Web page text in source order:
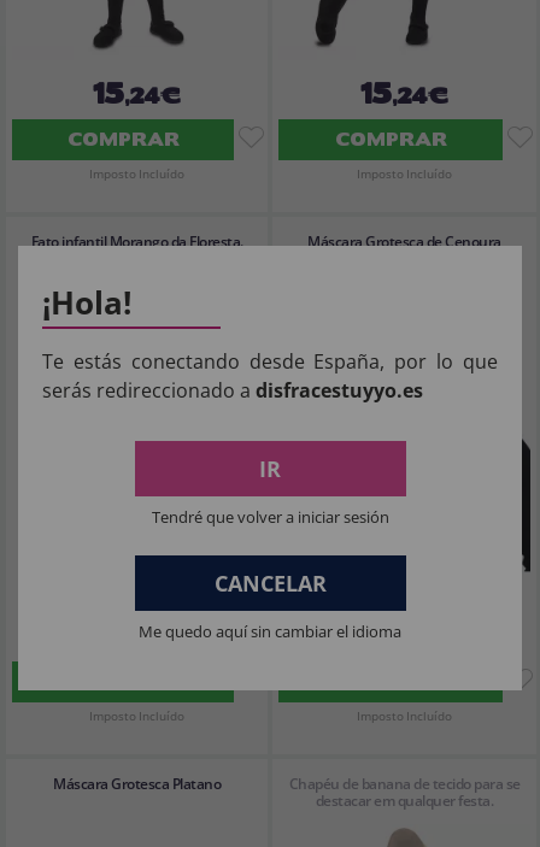
15,24€
COMPRAR
Imposto Incluído
15,24€
COMPRAR
Imposto Incluído
Fato infantil Morango da Floresta.
,22€
Imposto Incluído
Máscara Grotesca de Cenoura
20,32€
Imposto Incluído
Máscara Grotesca Platano
Chapéu de banana de tecido para se
destacar em qualquer festa.
¡Hola!
Te estás conectando desde España, por lo que
serás redireccionado a disfracestuyyo.es
IR
Tendré que volver a iniciar sesión
CANCELAR
Me quedo aquí sin cambiar el idioma